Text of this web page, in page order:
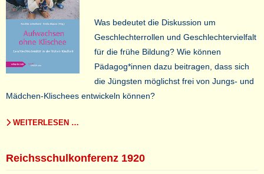
Was bedeutet die Diskussion um
Geschlechterrollen und Geschlechtervielfalt
für die frühe Bildung? Wie können
Pädagog*innen dazu beitragen, dass sich
die Jüngsten möglichst frei von Jungs- und
Mädchen-Klischees entwickeln können?
WEITERLESEN …
Reichsschulkonferenz 1920